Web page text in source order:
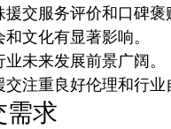
援交服务评价和口碑褒
文化有显著影响。
未来发展前景广阔。
交注重良好伦理和行业
需求